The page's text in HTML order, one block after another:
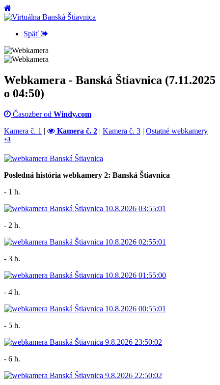
Späť
Webkamera - Banská Štiavnica (7.11.2025
o 04:50)
Časozber od Windy.com
Kamera č. 1 | Kamera č. 2 | Kamera č. 3 | Ostatné webkamery
+3
Posledná história webkamery 2: Banská Štiavnica
- 1 h.
- 2 h.
- 3 h.
- 4 h.
- 5 h.
- 6 h.